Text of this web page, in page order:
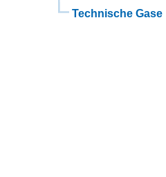
Technische Gase